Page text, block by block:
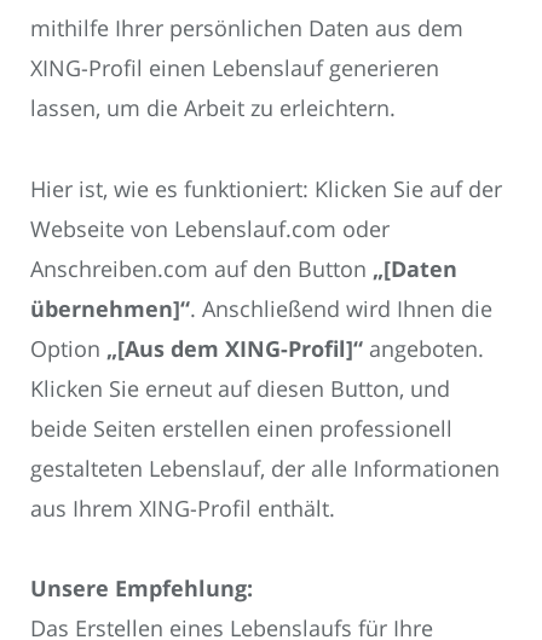
mithilfe Ihrer persönlichen Daten aus dem
XING-Profil einen Lebenslauf generieren
lassen, um die Arbeit zu erleichtern.
Hier ist, wie es funktioniert: Klicken Sie auf der
Webseite von Lebenslauf.com oder
Anschreiben.com auf den Button „[Daten
übernehmen]“. Anschließend wird Ihnen die
Option „[Aus dem XING-Profil]“ angeboten.
Klicken Sie erneut auf diesen Button, und
beide Seiten erstellen einen professionell
gestalteten Lebenslauf, der alle Informationen
aus Ihrem XING-Profil enthält.
Unsere Empfehlung:
Das Erstellen eines Lebenslaufs für Ihre